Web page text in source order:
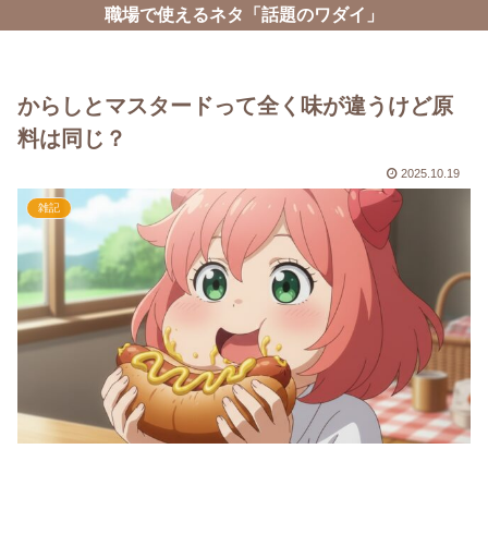
職場で使えるネタ「話題のワダイ」
からしとマスタードって全く味が違うけど原
料は同じ？
2025.10.19
雑記